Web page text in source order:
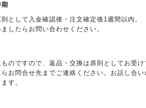
として入金確認後・注文確定後1週間以内。
したらお問い合わせください。
のですので、返品・交換は原則としてお受
お問合せ先までご連絡ください。お話し合
す。